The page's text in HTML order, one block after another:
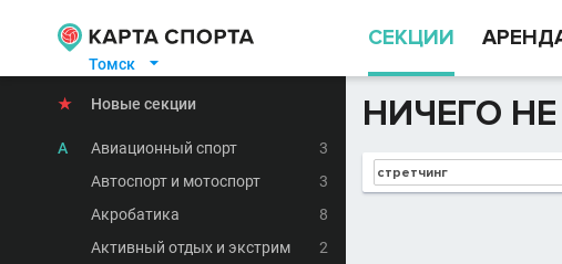
Томск 
СЕКЦИИ
★ Новые секции
А Авиационный спорт
3
Автоспорт и мотоспорт
3
Акробатика
8
Активный отдых и экстрим
2
НИЧЕГО